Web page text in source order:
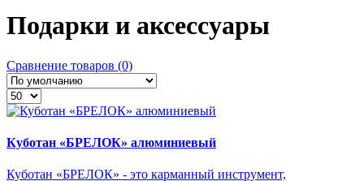
Подарки и аксессуары
Сравнение товаров (0)
Куботан «БРЕЛОК» алюминиевый
Куботан «БРЕЛОК» - это карманный инструмент,